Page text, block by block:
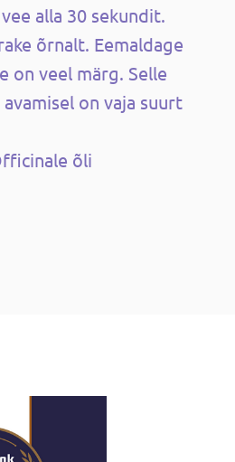
alla 30 sekundit.
õrnalt. Eemaldage
on veel märg. Selle
on vaja suurt
õli